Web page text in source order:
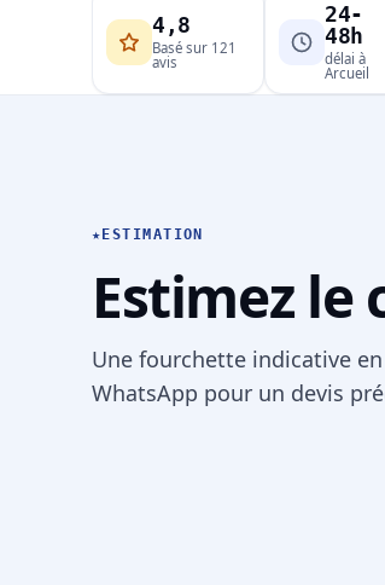
4,8
Basé sur 121
avis
24-
48h
délai à
Arcueil
★ ESTIMATION
Estimez le
Une fourchette indicative
WhatsApp pour un devis